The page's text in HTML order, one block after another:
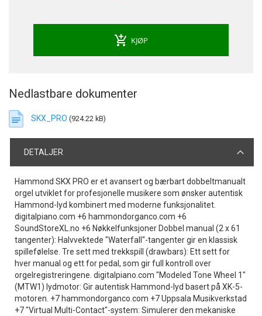
add_shopping_cart KJØP
Nedlastbare dokumenter
SKX_PRO (924.22 kB)
DETALJER
Hammond SKX PRO er et avansert og bærbart dobbeltmanualt
orgel utviklet for profesjonelle musikere som ønsker autentisk
Hammond-lyd kombinert med moderne funksjonalitet.
digitalpiano.com +6 hammondorganco.com +6
SoundStoreXL.no +6 Nøkkelfunksjoner Dobbel manual (2 x 61
tangenter): Halvvektede "Waterfall"-tangenter gir en klassisk
spillefølelse. Tre sett med trekkspill (drawbars): Ett sett for
hver manual og ett for pedal, som gir full kontroll over
orgelregistreringene. digitalpiano.com "Modeled Tone Wheel 1"
(MTW1) lydmotor: Gir autentisk Hammond-lyd basert på XK-5-
motoren. +7 hammondorganco.com +7 Uppsala Musikverkstad
+7 "Virtual Multi-Contact"-system: Simulerer den mekaniske